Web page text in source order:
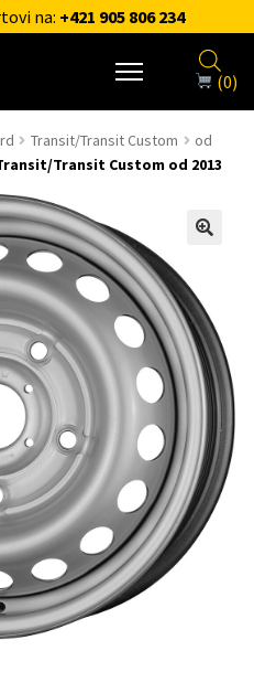
na: +421 905 806 234
(0)
Transit/Transit Custom
od
Transit Custom od 2013